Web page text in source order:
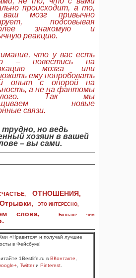
происходит, ато,
ваш мозг привычно
подсовывая
знакомую и
реакцию.
что у васесть
–повестисьна
мозга или
емупопробовать
опытс опорой на
а не на фантомы
Так мы
новые
связи.
трудно, но ведь
хозяин в вашей
– вы сами.
ОТНОШЕНИЯ,
Отрывки, ЭТО ИНТЕРЕСНО,
слова,
Больше чем
.
«Нравится» и получай лучшие
в Фейсбуке!
1Bestlife.ru в ВКонтакте
Twitterи Pinterest